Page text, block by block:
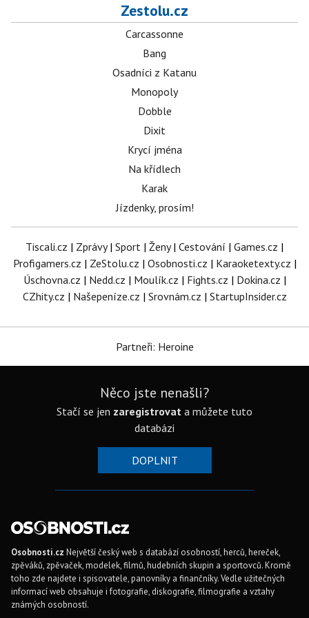
Zestolu.cz
Carcassonne
Bang
Osadníci z Katanu
Monopoly
Dobble
Dixit
Krycí jména
Na křídlech
Karak
Jízdenky, prosím!
Tiscali.cz | Zprávy| Sport | Ženy| Cestování | Games.cz |
Profigamers.cz | ZeStolu.cz | Osobnosti.cz | Karaoketexty.cz |
Úschovna.cz | Nedd.cz | Moulík.cz | Fights.cz | Dokina.cz |
CZhity.cz | Našepeníze.cz | Srovnám.cz | StartupInsider.cz
Partneři: Heroine
Něco jste nenašli?
Stačí se jen zaregistrovat a můžete tuto
databázi
DOPLNIT
Osobnosti.cz Největší český web s databází osobností, herců, hereček,
zpěváků, zpěvaček, modelek, filmů, hudebních skupin a sportovců. Kromě
toho zde najdete i spisovatele, panovníky a finančníky. Vedle užitečných
informací web obsahuje i fotografie, diskografie, filmografie a vztahy
známých osobností.